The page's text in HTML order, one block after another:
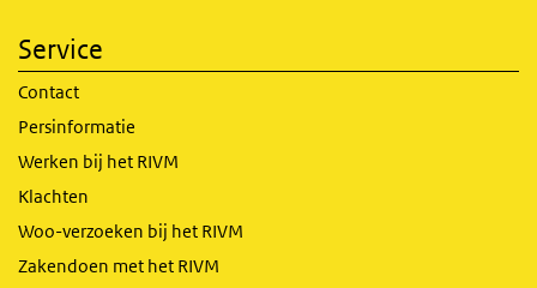
Service
Contact
Persinformatie
Werken bij het RIVM
Klachten
Woo-verzoeken bij het RIVM
Zakendoen met het RIVM